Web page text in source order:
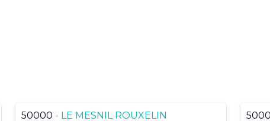
50000 - LE MESNIL ROUXELIN